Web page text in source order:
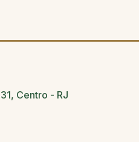
Centro - RJ